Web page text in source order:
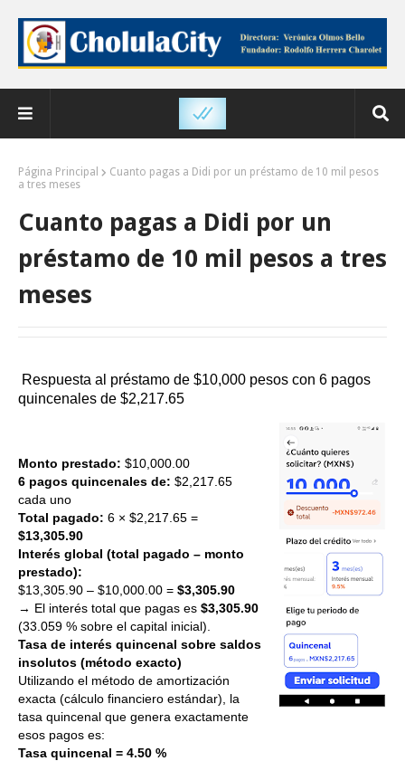
Página Principal
Cuanto pagas a Didi por un préstamo de 10 mil pesos
a tres meses
Cuanto pagas a Didi por un
préstamo de 10 mil pesos a tres
meses
Respuesta al préstamo de $10,000 pesos con 6 pagos
quincenales de $2,217.65
Monto prestado: $10,000.00
6 pagos quincenales de: $2,217.65
cada uno
Total pagado: 6 × $2,217.65 =
$13,305.90
Interés global (total pagado – monto
prestado):
$13,305.90 – $10,000.00 = $3,305.90
→ El interés total que pagas es $3,305.90
(33.059 % sobre el capital inicial).
Tasa de interés quincenal sobre saldos
insolutos (método exacto)
Utilizando el método de amortización
exacta (cálculo financiero estándar), la
tasa quincenal que genera exactamente
esos pagos es:
Tasa quincenal = 4.50 %